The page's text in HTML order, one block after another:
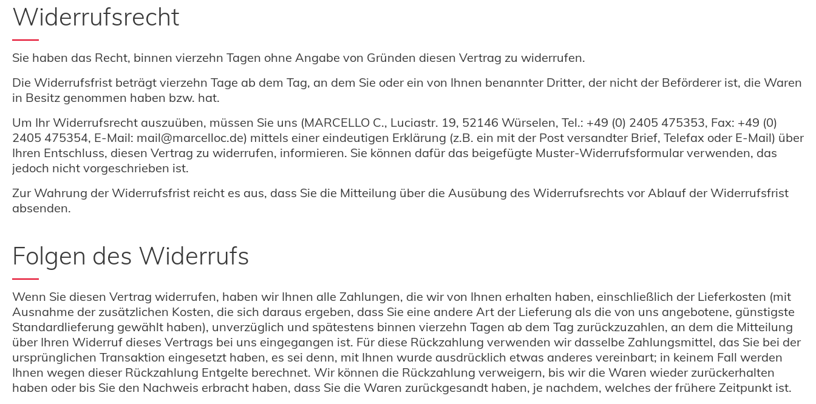
Widerrufsrecht
Sie haben das Recht, binnen vierzehn Tagen ohne Angabe von Gründen diesen Vertrag zu widerrufen.
Die Widerrufsfrist beträgt vierzehn Tage ab dem Tag, an dem Sie oder ein von Ihnen benannter Dritter, der nicht der Beförderer ist, die Waren
in Besitz genommen haben bzw. hat.
Um Ihr Widerrufsrecht auszuüben, müssen Sie uns (MARCELLO C., Luciastr. 19, 52146 Würselen, Tel.: +49 (0) 2405 475353, Fax: +49 (0)
2405 475354, E-Mail: mail@marcelloc.de) mittels einer eindeutigen Erklärung (z.B. ein mit der Post versandter Brief, Telefax oder E-Mail) über
Ihren Entschluss, diesen Vertrag zu widerrufen, informieren. Sie können dafür das beigefügte Muster-Widerrufsformular verwenden, das
jedoch nicht vorgeschrieben ist.
Zur Wahrung der Widerrufsfrist reicht es aus, dass Sie die Mitteilung über die Ausübung des Widerrufsrechts vor Ablauf der Widerrufsfrist
absenden.
Folgen des Widerrufs
Wenn Sie diesen Vertrag widerrufen, haben wir Ihnen alle Zahlungen, die wir von Ihnen erhalten haben, einschließlich der Lieferkosten (mit
Ausnahme der zusätzlichen Kosten, die sich daraus ergeben, dass Sie eine andere Art der Lieferung als die von uns angebotene, günstigste
Standardlieferung gewählt haben), unverzüglich und spätestens binnen vierzehn Tagen ab dem Tag zurückzuzahlen, an dem die Mitteilung
über Ihren Widerruf dieses Vertrags bei uns eingegangen ist. Für diese Rückzahlung verwenden wir dasselbe Zahlungsmittel, das Sie bei der
ursprünglichen Transaktion eingesetzt haben, es sei denn, mit Ihnen wurde ausdrücklich etwas anderes vereinbart; in keinem Fall werden
Ihnen wegen dieser Rückzahlung Entgelte berechnet. Wir können die Rückzahlung verweigern, bis wir die Waren wieder zurückerhalten
haben oder bis Sie den Nachweis erbracht haben, dass Sie die Waren zurückgesandt haben, je nachdem, welches der frühere Zeitpunkt ist.